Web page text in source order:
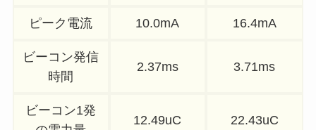
ピーク電流 10.0mA 16.4mA
ビーコン発信
時間
2.37ms 3.71ms
ビーコン1発
12.49uC 22.43uC